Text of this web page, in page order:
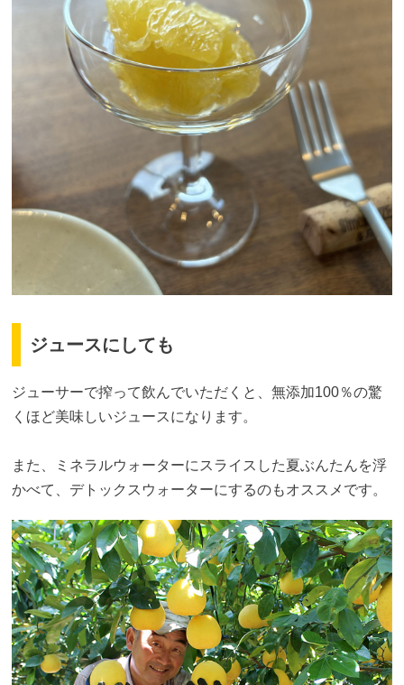
ジュースにしても
ジューサーで搾って飲んでいただくと、無添加100％の驚
くほど美味しいジュースになります。
また、ミネラルウォーターにスライスした夏ぶんたんを浮
かべて、デトックスウォーターにするのもオススメです。